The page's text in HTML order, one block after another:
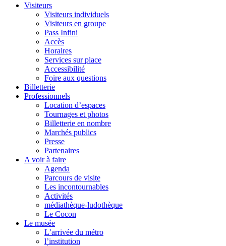
Visiteurs
Visiteurs individuels
Visiteurs en groupe
Pass Infini
Accès
Horaires
Services sur place
Accessibilité
Foire aux questions
Billetterie
Professionnels
Location d’espaces
Tournages et photos
Billetterie en nombre
Marchés publics
Presse
Partenaires
A voir à faire
Agenda
Parcours de visite
Les incontournables
Activités
médiathèque-ludothèque
Le Cocon
Le musée
L’arrivée du métro
l’institution